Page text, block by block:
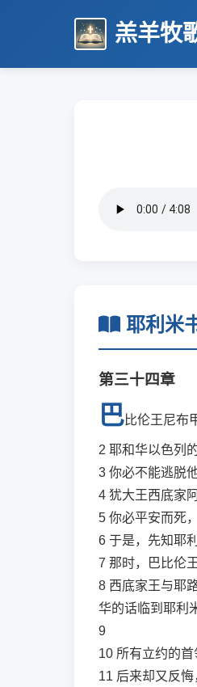
羔羊牧
耶利米
第三十四章
巴比伦王尼布
2 耶和华以色列
3 你必不能逃脱
4 犹大王西底家
5 你必平安而死
6 于是，先知耶
7 那时，巴比伦
8 西底家王与耶
华的话临到耶利
9
10 所有立约的
11 后来却又反悔